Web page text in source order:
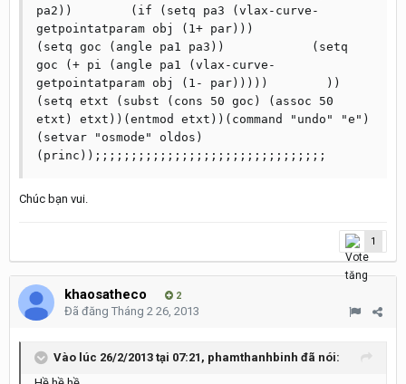
pa2))        (if (setq pa3 (vlax-curve-
getpointatparam obj (1+ par)))
(setq goc (angle pa1 pa3))            (setq
goc (+ pi (angle pa1 (vlax-curve-
getpointatparam obj (1- par)))))        ))
(setq etxt (subst (cons 50 goc) (assoc 50
etxt) etxt))(entmod etxt))(command "undo" "e")
(setvar "osmode" oldos)
(princ));;;;;;;;;;;;;;;;;;;;;;;;;;;;;;;;
Chúc bạn vui.
1
khaosatheco 2
Đã đăng Tháng 2 26, 2013
Vào lúc 26/2/2013 tại 07:21, phamthanhbinh đã nói: